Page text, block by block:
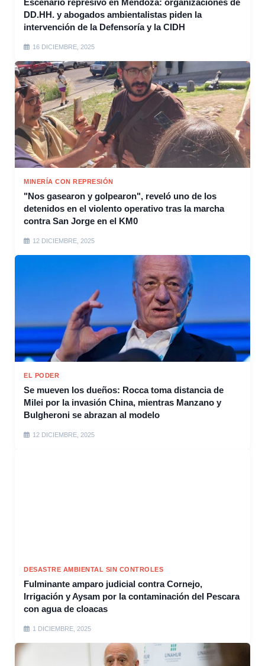
Escenario represivo en Mendoza: organizaciones de
DD.HH. y abogados ambientalistas piden la
intervención de la Defensoría y la CIDH
16 DICIEMBRE, 2025
MINERÍA CON REPRESIÓN
"Nos gasearon y golpearon", reveló uno de los
detenidos en el violento operativo tras la marcha
contra San Jorge en el KM0
12 DICIEMBRE, 2025
EL PODER
Se mueven los dueños: Rocca toma distancia de
Milei por la invasión China, mientras Manzano y
Bulgheroni se abrazan al modelo
12 DICIEMBRE, 2025
DESASTRE AMBIENTAL SIN CONTROLES
Fulminante amparo judicial contra Cornejo,
Irrigación y Aysam por la contaminación del Pescara
con agua de cloacas
1 DICIEMBRE, 2025